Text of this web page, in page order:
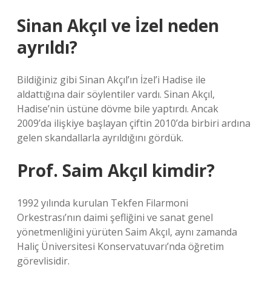
Sinan Akçıl ve İzel neden
ayrıldı?
Bildiğiniz gibi Sinan Akçıl’ın İzel’i Hadise ile
aldattığına dair söylentiler vardı. Sinan Akçıl,
Hadise’nin üstüne dövme bile yaptırdı. Ancak
2009’da ilişkiye başlayan çiftin 2010’da birbiri ardına
gelen skandallarla ayrıldığını gördük.
Prof. Saim Akçıl kimdir?
1992 yılında kurulan Tekfen Filarmoni
Orkestrası’nın daimi şefliğini ve sanat genel
yönetmenliğini yürüten Saim Akçıl, aynı zamanda
Haliç Üniversitesi Konservatuvarı’nda öğretim
görevlisidir.